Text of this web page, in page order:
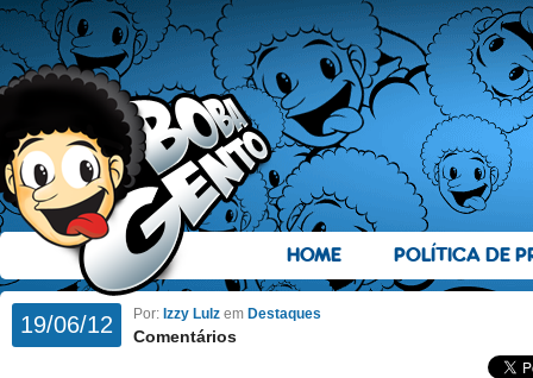
HOME POLÍTICA DE
19/06/12 Por: Izzy Lulz em Destaques
Comentários